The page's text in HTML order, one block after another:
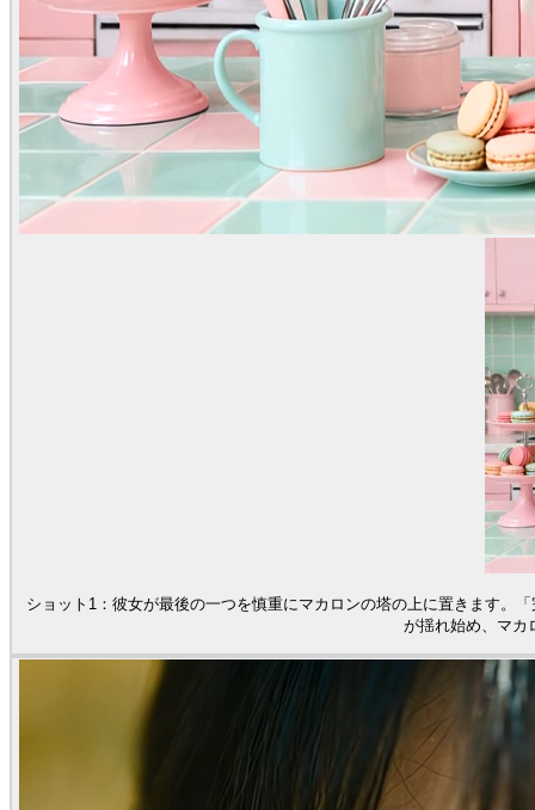
ショット1：彼女が最後の一つを慎重にマカロンの塔の上に置きます。
が揺れ始め、マカ